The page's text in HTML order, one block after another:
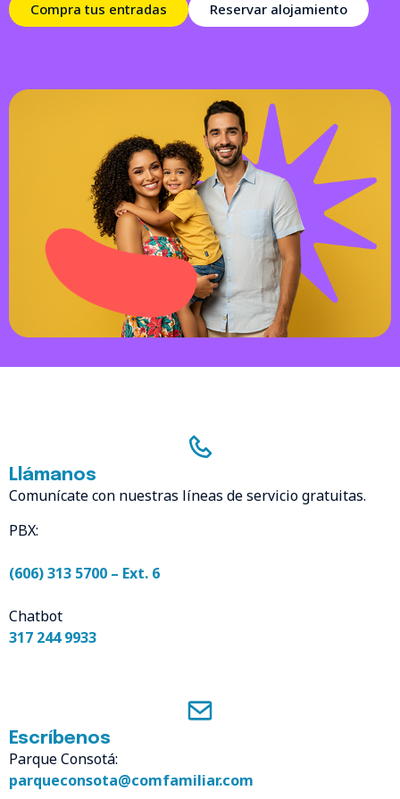
Compra tus entradas Reservar alojamiento
Llámanos
Comunícate con nuestras líneas de servicio gratuitas.
PBX:
(606) 313 5700 – Ext. 6
Chatbot
317 244 9933
Escríbenos
Parque Consotá:
parqueconsota@comfamiliar.com